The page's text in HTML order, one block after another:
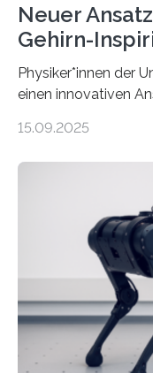
Neuer
Gehirn-
Physiker*innen der
einen innovativen
Lösungsweg ist
stellt die heutige
Prozessoren stoßen
viel Energie, die
sind voneinander
bremst komplexe
immer größer
verarbeiten
rücken dabei
15.09.2025